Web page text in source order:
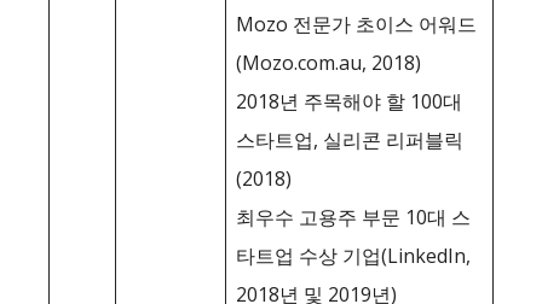
Mozo 전문가 초이스 어워드
(Mozo.com.au, 2018)
2018년 주목해야 할 100대
스타트업, 실리콘 리퍼블릭
(2018)
최우수 고용주 부문 10대 스
타트업 수상 기업(LinkedIn,
2018년 및 2019년)